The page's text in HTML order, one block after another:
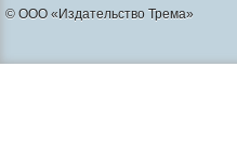
© ООО «Издательство Трема»